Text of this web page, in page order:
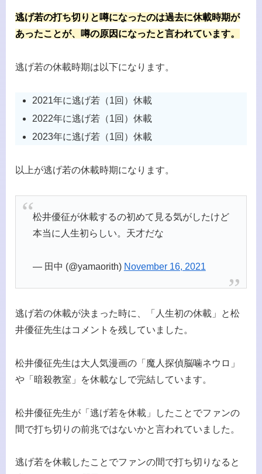
逃げ若の打ち切りと噂になったのは過去に休載時期が
あったことが、噂の原因になったと言われています。
逃げ若の休載時期は以下になります。
2021年に逃げ若（1回）休載
2022年に逃げ若（1回）休載
2023年に逃げ若（1回）休載
以上が逃げ若の休載時期になります。
松井優征が休載するの初めて見る気がしたけど
本当に人生初らしい。天才だな
— 田中 (@yamaorith) November 16, 2021
逃げ若の休載が決まった時に、「人生初の休載」と松
井優征先生はコメントを残していました。
松井優征先生は大人気漫画の「魔人探偵脳噛ネウロ」
や「暗殺教室」を休載なしで完結しています。
松井優征先生が「逃げ若を休載」したことでファンの
間で打ち切りの前兆ではないかと言われていました。
逃げ若を休載したことでファンの間で打ち切りなると